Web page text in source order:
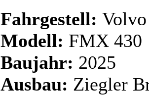
Fahrgestell: Volvo
Modell: FMX 430
Baujahr: 2025
Ausbau: Ziegler